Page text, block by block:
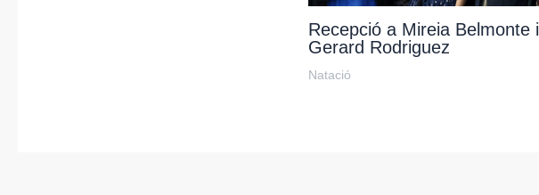
Recepció a Mireia Belmonte i
Gerard Rodriguez
Natació